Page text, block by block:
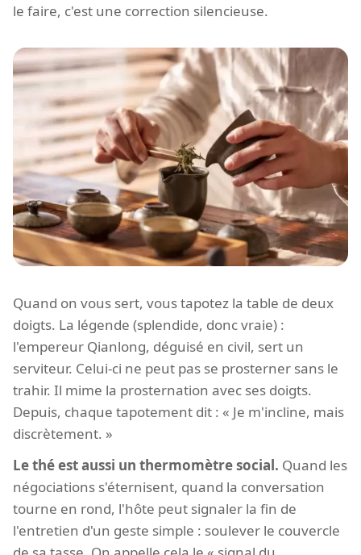
le faire, c'est une correction silencieuse.
Quand on vous sert, vous tapotez la table de deux
doigts. La légende (splendide, donc vraie) :
l'empereur Qianlong, déguisé en civil, sert un
serviteur. Celui-ci ne peut pas se prosterner sans le
trahir. Il mime la prosternation avec ses doigts.
Depuis, chaque tapotement dit : « Je m'incline, mais
discrètement. »
Le thé est aussi un thermomètre social. Quand les
négociations s'éternisent, quand la conversation
tourne en rond, l'hôte peut signaler la fin de
l'entretien d'un geste simple : soulever le couvercle